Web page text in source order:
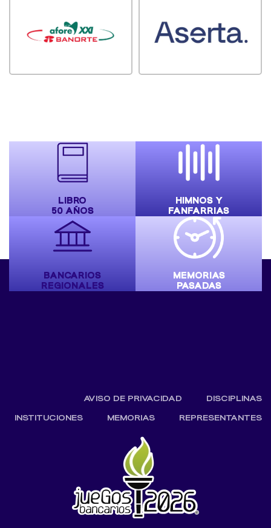
LIBRO
50 AÑOS
HIMNOS Y
FANFARRIAS
BANCARIOS
REGIONALES
MEMORIAS
PASADAS
AVISO DE PRIVACIDAD
DISCIPLINAS
INSTITUCIONES
MEMORIAS REPRESENTANTES